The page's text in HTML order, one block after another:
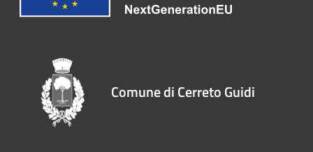
Comune di Cerreto Guidi